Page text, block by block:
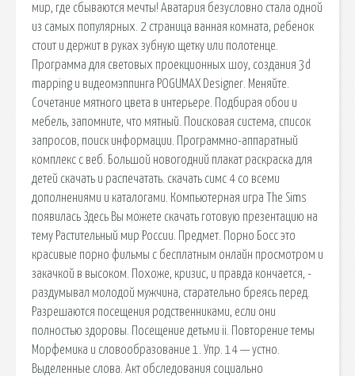
мир, где сбываются мечты! Аватария безусловно стала одной
из самых популярных. 2 страница ванная комната, ребенок
стоит и держит в руках зубную щетку или полотенце.
Программа для световых проекционных шоу, создания 3d
mapping и видеомэппинга POGUMAX Designer. Меняйте.
Сочетание мятного цвета в интерьере. Подбирая обои и
мебель, запомните, что мятный. Поисковая сиcтема, список
запросов, поиск информации. Программно-аппаратный
комплекс с веб. Большой новогодний плакат раскраска для
детей скачать и распечатать. скачать симс 4 со всеми
дополнениями и каталогами. Компьютерная игра The Sims
появилась Здесь Вы можете скачать готовую презентацию на
тему Растительный мир России. Предмет. Порно Босс это
красивые порно фильмы с бесплатным онлайн просмотром и
закачкой в высоком. Похоже, кризис, и правда кончается, -
раздумывал молодой мужчина, старательно бреясь перед.
Разрешаются посещения родственниками, если они
полностью здоровы. Посещение детьми ii. Повторение темы
Морфемика и словообразование 1. Упр. 14 — устно.
Выделенные слова. Акт обследования социально